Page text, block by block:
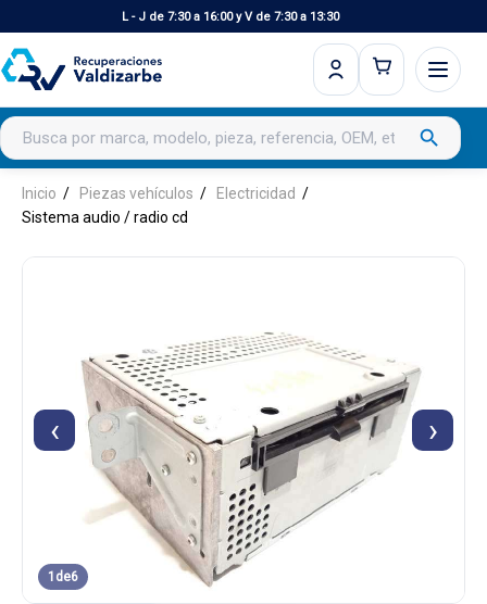
L - J de 7:30 a 16:00 y V de 7:30 a 13:30
Buscar productos search
Inicio Piezas vehículos
Electricidad
Sistema audio / radio cd
‹ ›
1 de6